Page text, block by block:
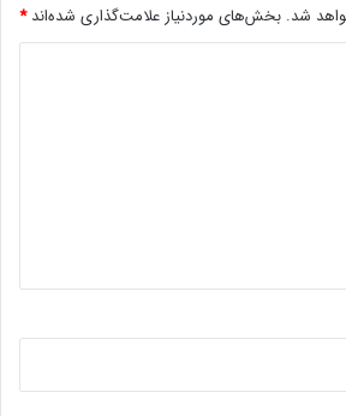
شد. بخش‌های موردنیاز علامت‌گذاری شده‌اند*